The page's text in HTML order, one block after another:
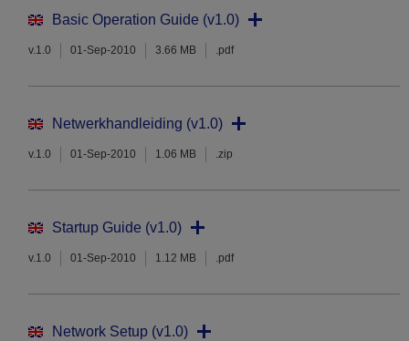
Basic Operation Guide (v1.0)
v.1.0 01-Sep-2010 3.66 MB .pdf
Netwerkhandleiding (v1.0)
v.1.0 01-Sep-2010 1.06 MB .zip
Startup Guide (v1.0)
v.1.0 01-Sep-2010 1.12 MB .pdf
Network Setup (v1.0)